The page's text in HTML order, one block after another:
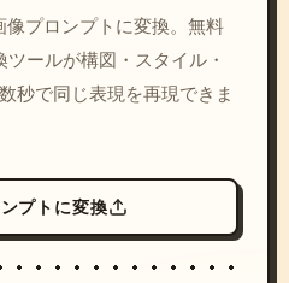
c, cyberpunk sunset, neon
colors, 8k --v 6.0
像プロンプトに変換。無料
ールが構図・スタイル・
秒で同じ表現を再現できま
プトに変換